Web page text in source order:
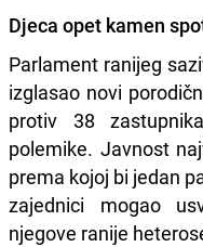
Djeca opet kamen
Parlament ranijeg
izglasao novi
protiv 38
polemike. Javnost
prema kojoj bi jedan
zajednici mogao
njegove ranije